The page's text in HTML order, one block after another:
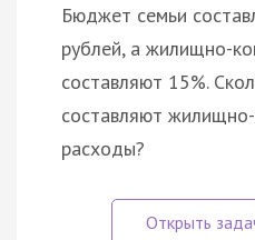
Бюджет семьи
рублей, а жилищно-
составляют 15%.
составляют
расходы?